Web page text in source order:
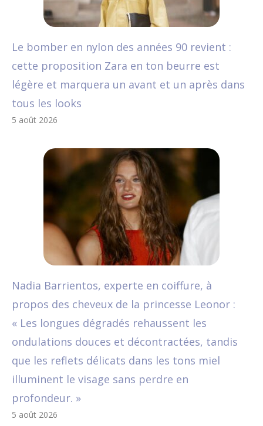
Le bomber en nylon des années 90 revient :
cette proposition Zara en ton beurre est
légère et marquera un avant et un après dans
tous les looks
5 août 2026
Nadia Barrientos, experte en coiffure, à
propos des cheveux de la princesse Leonor :
« Les longues dégradés rehaussent les
ondulations douces et décontractées, tandis
que les reflets délicats dans les tons miel
illuminent le visage sans perdre en
profondeur. »
5 août 2026